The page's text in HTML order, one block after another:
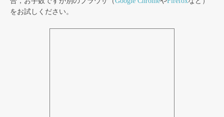
をお試しください。